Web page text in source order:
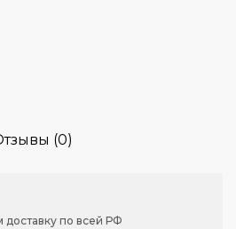
(0)
по всей РФ